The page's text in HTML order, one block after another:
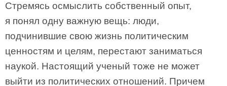
Стремясь осмыслить собственный опыт,
я понял одну важную вещь: люди,
подчинившие свою жизнь политическим
ценностям и целям, перестают заниматься
наукой. Настоящий ученый тоже не может
выйти из политических отношений. Причем